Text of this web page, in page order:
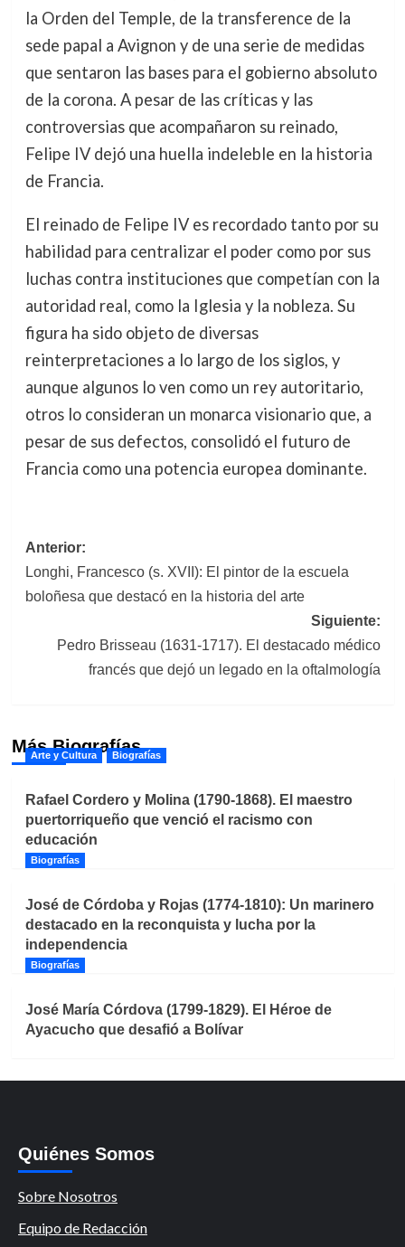
la Orden del Temple, de la transference de la
sede papal a Avignon y de una serie de medidas
que sentaron las bases para el gobierno absoluto
de la corona. A pesar de las críticas y las
controversias que acompañaron su reinado,
Felipe IV dejó una huella indeleble en la historia
de Francia.
El reinado de Felipe IV es recordado tanto por su
habilidad para centralizar el poder como por sus
luchas contra instituciones que competían con la
autoridad real, como la Iglesia y la nobleza. Su
figura ha sido objeto de diversas
reinterpretaciones a lo largo de los siglos, y
aunque algunos lo ven como un rey autoritario,
otros lo consideran un monarca visionario que, a
pesar de sus defectos, consolidó el futuro de
Francia como una potencia europea dominante.
Navegación
de
entradas
Anterior:
Longhi, Francesco (s. XVII): El pintor de la escuela
boloñesa que destacó en la historia del arte
Siguiente:
Pedro Brisseau (1631-1717). El destacado médico
francés que dejó un legado en la oftalmología
Más Biografías
Arte y Cultura Biografías
Rafael Cordero y Molina (1790-1868). El maestro
puertorriqueño que venció el racismo con
educación
Biografías
José de Córdoba y Rojas (1774-1810): Un marinero
destacado en la reconquista y lucha por la
independencia
Biografías
José María Córdova (1799-1829). El Héroe de
Ayacucho que desafió a Bolívar
Quiénes Somos
Sobre Nosotros
Equipo de Redacción